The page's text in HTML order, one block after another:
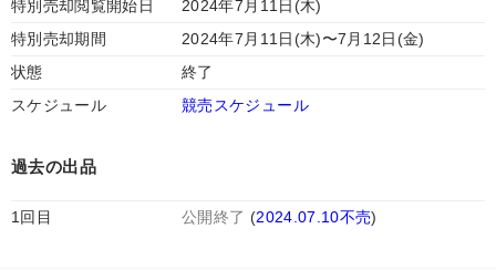
特別売却閲覧開始日
2024年7月11日(木)
特別売却期間
2024年7月11日(木)〜7月12日(金)
状態
終了
スケジュール
競売スケジュール
過去の出品
1回目 公開終了 (2024.07.10不売)